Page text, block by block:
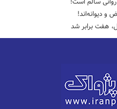
و دیوانه‌اند!
هفت برابر شد